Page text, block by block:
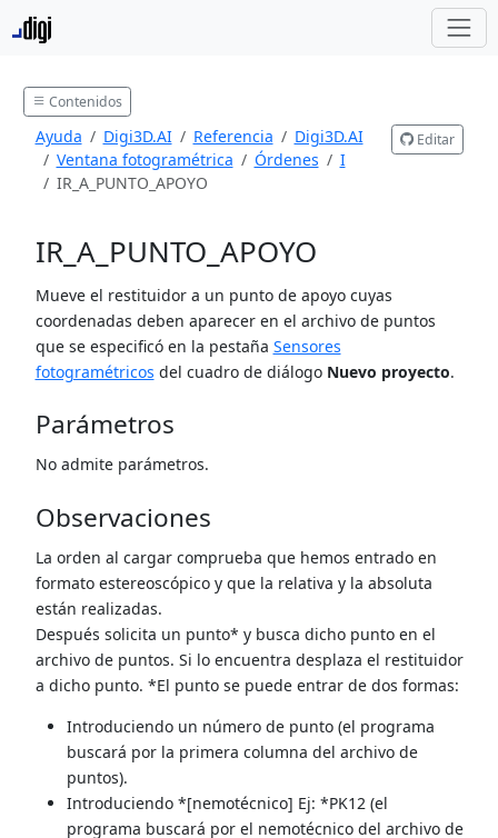
Contenidos
Ayuda Digi3D.AI Referencia
Digi3D.AI
Ventana fotogramétrica
Órdenes
I
IR_A_PUNTO_APOYO
Editar
IR_A_PUNTO_APOYO
Mueve el restituidor a un punto de apoyo cuyas
coordenadas deben aparecer en el archivo de puntos
que se especificó en la pestaña Sensores
fotogramétricos del cuadro de diálogo Nuevo proyecto.
Parámetros
No admite parámetros.
Observaciones
La orden al cargar comprueba que hemos entrado en
formato estereoscópico y que la relativa y la absoluta
están realizadas.
Después solicita un punto* y busca dicho punto en el
archivo de puntos. Si lo encuentra desplaza el restituidor
a dicho punto. *El punto se puede entrar de dos formas:
Introduciendo un número de punto (el programa
buscará por la primera columna del archivo de
puntos).
Introduciendo *[nemotécnico] Ej: *PK12 (el
programa buscará por el nemotécnico del archivo de